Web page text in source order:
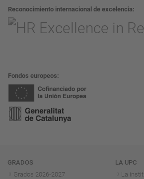
Reconocimiento internacional de excelencia
Fondos europeos
Navegación
GRADOS
Grados 2026-2027
LA UPC
La